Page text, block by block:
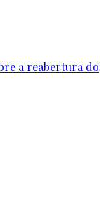
a reabertura do